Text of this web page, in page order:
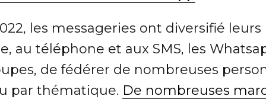
les messageries ont diversifié
au téléphone et aux SMS, les
de fédérer de nombreuses
par thématique. De nombreuses